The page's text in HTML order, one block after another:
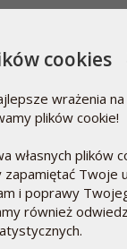
cookies
wrażenia
plików cookie!
własnych plików
Twoje
i poprawy
również